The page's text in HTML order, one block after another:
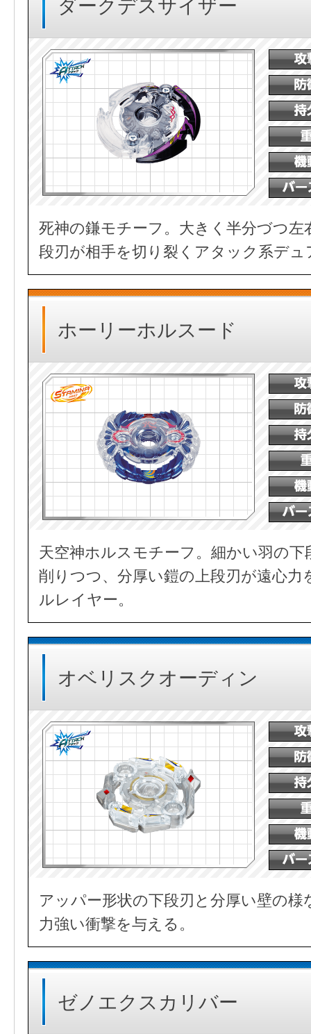
ダークデスサイザー
死神の鎌モチーフ。大きく半分づつ
段刃が相手を切り裂くアタック系デ
ホーリーホルスード
天空神ホルスモチーフ。細かい羽の
削りつつ、分厚い鎧の上段刃が遠心
ルレイヤー。
オベリスクオーディン
アッパー形状の下段刃と分厚い壁の
力強い衝撃を与える。
ゼノエクスカリバー